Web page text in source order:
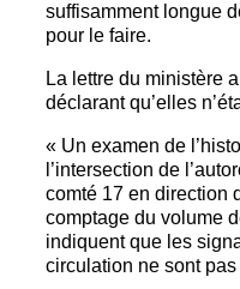
suffisamment longue
pour le faire.
La lettre du ministère
déclarant qu’elles
« Un examen de
l’intersection de
comté 17 en direction
comptage du volume
indiquent que les
circulation ne sont